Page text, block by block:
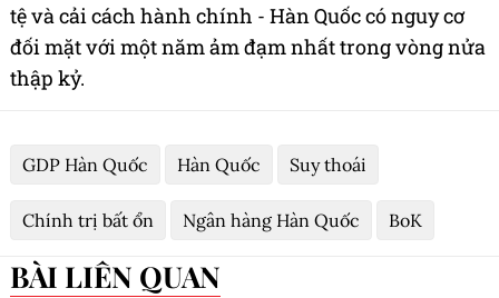
tệ và cải cách hành chính - Hàn Quốc có nguy cơ
đối mặt với một năm ảm đạm nhất trong vòng nửa
thập kỷ.
GDP Hàn Quốc Hàn Quốc Suy thoái
Chính trị bất ổn Ngân hàng Hàn Quốc BoK
BÀI LIÊN QUAN